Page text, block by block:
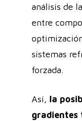
análisis de
entre
sistemas
forzada.
Así, la
gradientes